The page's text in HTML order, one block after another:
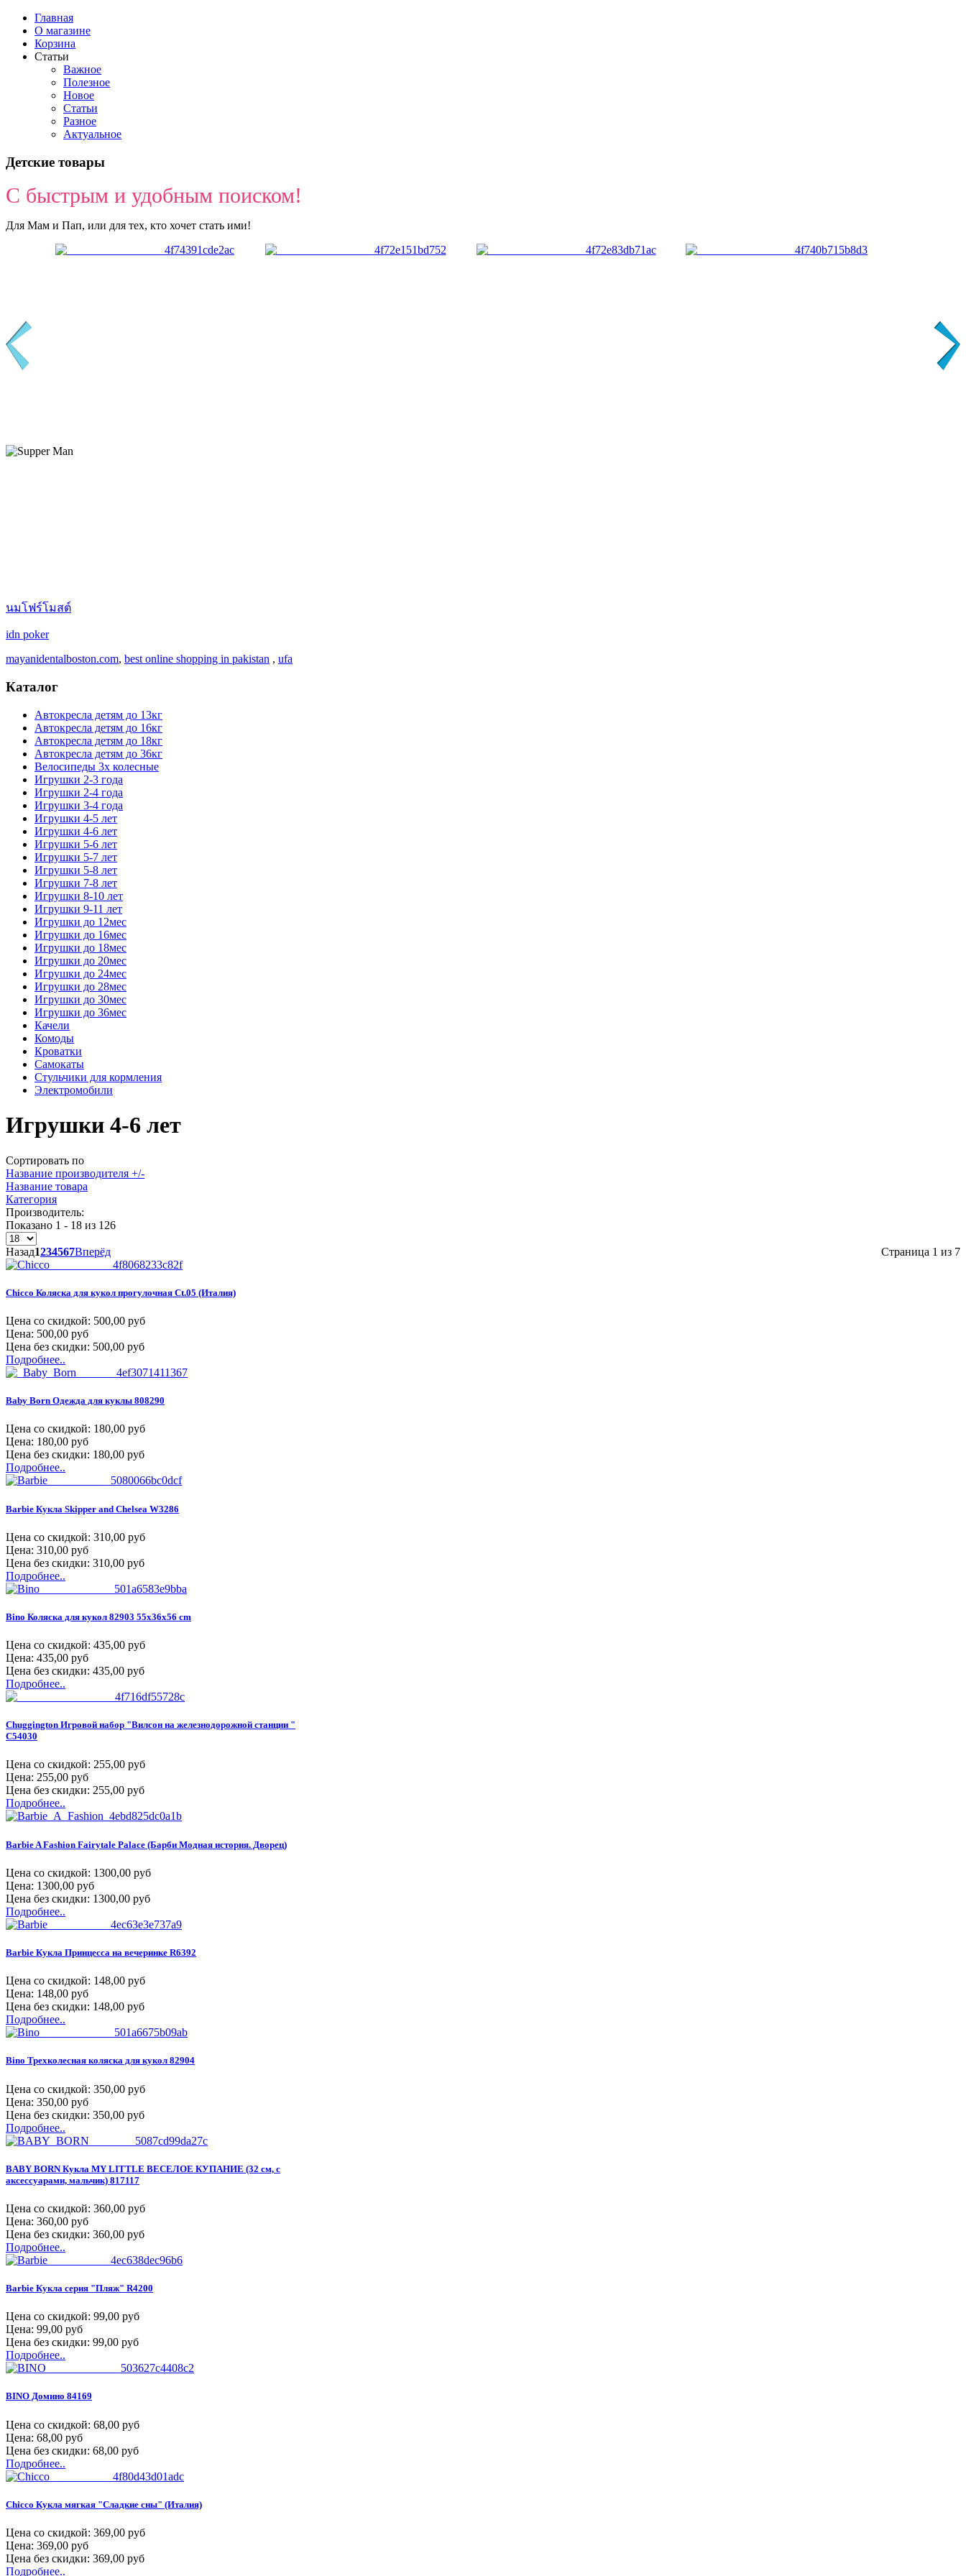
Главная
О магазине
Корзина
Статьи
Важное
Полезное
Новое
Статьи
Разное
Актуальное
Детские товары
С быстрым и удобным поиском!
Для Мам и Пап, или для тех, кто хочет стать ими!
นมโฟร์โมสต์
idn poker
mayanidentalboston.com, best online shopping in pakistan , ufa
Каталог
Автокресла детям до 13кг
Автокресла детям до 16кг
Автокресла детям до 18кг
Автокресла детям до 36кг
Велосипеды 3х колесные
Игрушки 2-3 года
Игрушки 2-4 года
Игрушки 3-4 года
Игрушки 4-5 лет
Игрушки 4-6 лет
Игрушки 5-6 лет
Игрушки 5-7 лет
Игрушки 5-8 лет
Игрушки 7-8 лет
Игрушки 8-10 лет
Игрушки 9-11 лет
Игрушки до 12мес
Игрушки до 16мес
Игрушки до 18мес
Игрушки до 20мес
Игрушки до 24мес
Игрушки до 28мес
Игрушки до 30мес
Игрушки до 36мес
Качели
Комоды
Кроватки
Самокаты
Стульчики для кормления
Электромобили
Игрушки 4-6 лет
Сортировать по
Название производителя +/-
Название товара
Категория
Производитель:
Показано 1 - 18 из 126
Назад1234567Вперёд Страница 1 из 7
Chicco Коляска для кукол прогулочная Ct.05 (Италия)
Цена со скидкой: 500,00 руб
Цена: 500,00 руб
Цена без скидки: 500,00 руб
Подробнее..
Baby Born Одежда для куклы 808290
Цена со скидкой: 180,00 руб
Цена: 180,00 руб
Цена без скидки: 180,00 руб
Подробнее..
Barbie Кукла Skipper and Chelsea W3286
Цена со скидкой: 310,00 руб
Цена: 310,00 руб
Цена без скидки: 310,00 руб
Подробнее..
Bino Коляска для кукол 82903 55x36x56 cm
Цена со скидкой: 435,00 руб
Цена: 435,00 руб
Цена без скидки: 435,00 руб
Подробнее..
Chuggington Игровой набор "Вилсон на железнодорожной станции "
C54030
Цена со скидкой: 255,00 руб
Цена: 255,00 руб
Цена без скидки: 255,00 руб
Подробнее..
Barbie A Fashion Fairytale Palace (Барби Модная история. Дворец)
Цена со скидкой: 1300,00 руб
Цена: 1300,00 руб
Цена без скидки: 1300,00 руб
Подробнее..
Barbie Кукла Принцесса на вечеринке R6392
Цена со скидкой: 148,00 руб
Цена: 148,00 руб
Цена без скидки: 148,00 руб
Подробнее..
Bino Трехколесная коляска для кукол 82904
Цена со скидкой: 350,00 руб
Цена: 350,00 руб
Цена без скидки: 350,00 руб
Подробнее..
BABY BORN Кукла MY LITTLE ВЕСЕЛОЕ КУПАНИЕ (32 см, с
аксессуарами, мальчик) 817117
Цена со скидкой: 360,00 руб
Цена: 360,00 руб
Цена без скидки: 360,00 руб
Подробнее..
Barbie Кукла серия "Пляж" R4200
Цена со скидкой: 99,00 руб
Цена: 99,00 руб
Цена без скидки: 99,00 руб
Подробнее..
BINO Домино 84169
Цена со скидкой: 68,00 руб
Цена: 68,00 руб
Цена без скидки: 68,00 руб
Подробнее..
Chicco Кукла мягкая "Сладкие сны" (Италия)
Цена со скидкой: 369,00 руб
Цена: 369,00 руб
Цена без скидки: 369,00 руб
Подробнее..